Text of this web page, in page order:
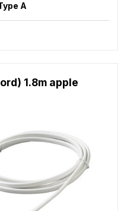
A
1.8m apple